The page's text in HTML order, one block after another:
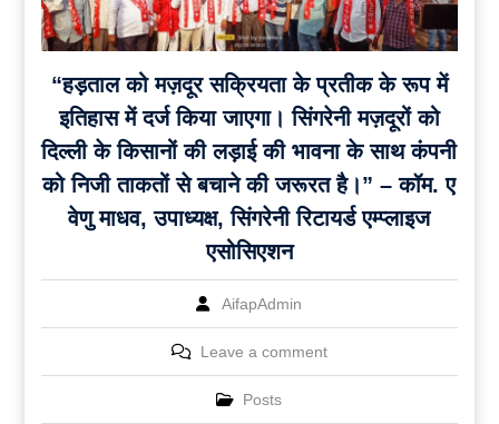
“हड़ताल को मज़दूर सक्रियता के प्रतीक के रूप में
इतिहास में दर्ज किया जाएगा। सिंगरेनी मज़दूरों को
दिल्ली के किसानों की लड़ाई की भावना के साथ कंपनी
को निजी ताकतों से बचाने की जरूरत है।” – कॉम. ए
वेणु माधव, उपाध्यक्ष, सिंगरेनी रिटायर्ड एम्प्लाइज
एसोसिएशन
AifapAdmin
Leave a comment
Posts